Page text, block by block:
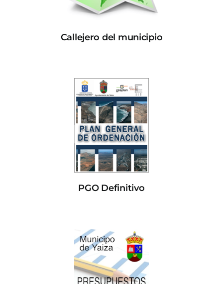
Callejero del municipio
PGO Definitivo